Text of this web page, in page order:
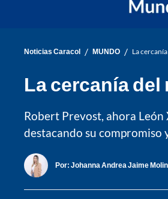
Noticias Caracol / MUNDO / La
La cercanía del
Robert Prevost, ahora León
destacando su compromiso
Por: Johanna Andrea Jaime